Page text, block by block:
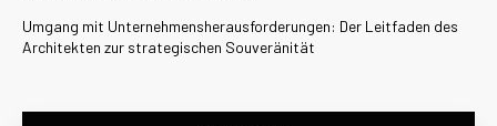
Umgang mit Unternehmensherausforderungen: Der Leitfaden des
Architekten zur strategischen Souveränität